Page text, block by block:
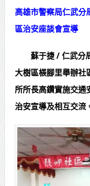
新品牌
中壢三教紫
總統接見日
會訪團 盼深化
繁榮
高雄市警察局仁武分
區治安座談會宣導
蘇于捷 / 仁武分局
大樹區檨腳里舉辦社
所所長高鑽實施交通
治安宣導及相互交流